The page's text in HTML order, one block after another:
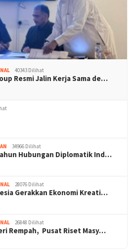
40343 Dilihat
Resmi Jalin Kerja Sama de…
34966 Dilihat
Hubungan Diplomatik Ind…
28076 Dilihat
Gerakkan Ekonomi Kreati…
26848 Dilihat
Rempah, Pusat Riset Masy…